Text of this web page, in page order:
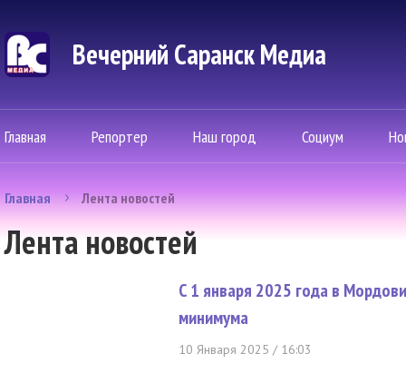
Вечерний Саранск Mедиа
Главная Репортер Наш город Социум
Главная Лента новостей
Лента новостей
С 1 января 2025 года в
минимума
10 Января 2025 / 16:03